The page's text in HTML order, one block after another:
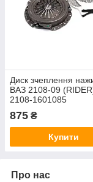
Диск зчеплення
ВАЗ 2108-09
2108-1601085
875 ₴
Купити
Про нас